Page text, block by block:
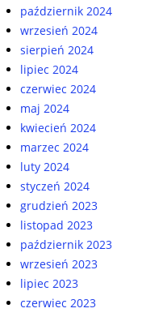
październik 2024
wrzesień 2024
sierpień 2024
lipiec 2024
czerwiec 2024
maj 2024
kwiecień 2024
marzec 2024
luty 2024
styczeń 2024
grudzień 2023
listopad 2023
październik 2023
wrzesień 2023
lipiec 2023
czerwiec 2023